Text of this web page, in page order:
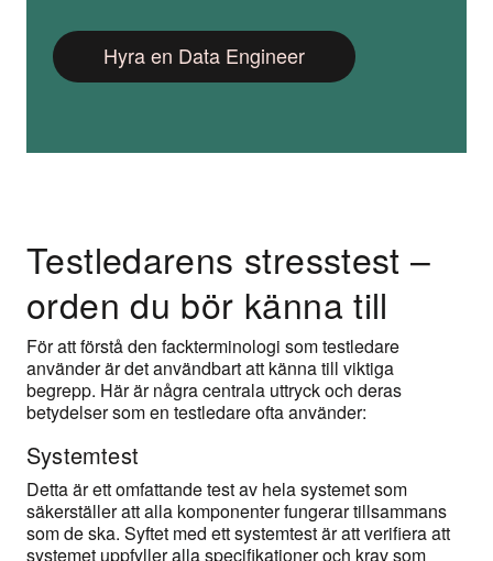
Hyra en Data Engineer
Testledarens stresstest –
orden du bör känna till
För att förstå den fackterminologi som testledare
använder är det användbart att känna till viktiga
begrepp. Här är några centrala uttryck och deras
betydelser som en testledare ofta använder:
Systemtest
Detta är ett omfattande test av hela systemet som
säkerställer att alla komponenter fungerar tillsammans
som de ska. Syftet med ett systemtest är att verifiera att
systemet uppfyller alla specifikationer och krav som